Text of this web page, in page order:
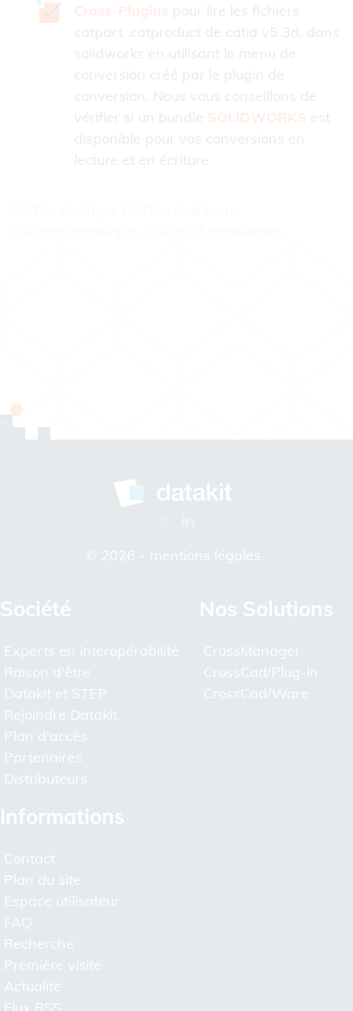
pour lire les fichiers
catpart .catproduct de catia v5 3d, dans
solidworks en utilisant le menu de
conversion créé par le plugin de
conversion. Nous vous conseillons de
vérifier si un bundle
est
disponible pour vos conversions en
lecture et en écriture
© 2026 - mentions légales
Société
Experts en interopérabilité
Raison d'être
Datakit et STEP
Rejoindre Datakit
Plan d'accès
Partenaires
Distributeurs
Nos Solutions
CrossManager
CrossCad/Plug-in
CrossCad/Ware
Informations
Contact
Plan du site
Espace utilisateur
FAQ
Recherche
Première visite
Actualité